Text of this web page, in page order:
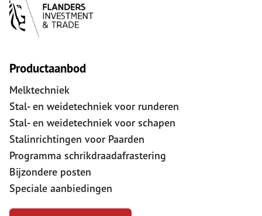
Productaanbod
Melktechniek
Stal- en weidetechniek voor runderen
Stal- en weidetechniek voor schapen
Stalinrichtingen voor Paarden
Programma schrikdraadafrastering
Bijzondere posten
Speciale aanbiedingen